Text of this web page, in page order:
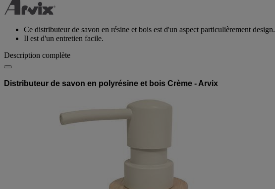
Ce distributeur de savon en résine et bois est d'un aspect particulièrement design.
Il est d'un entretien facile.
Description complète
Distributeur de savon en polyrésine et bois Crème - Arvix